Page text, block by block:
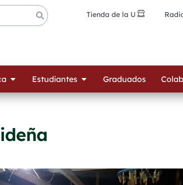
Tienda de la U
Open Oferta Académica
Estudiantes Open Estudiantes
Graduados